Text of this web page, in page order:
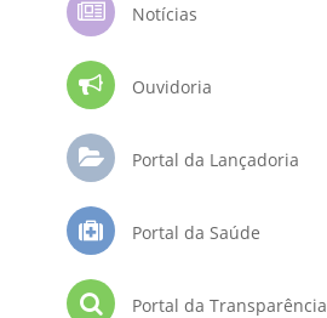
Notícias
Ouvidoria
Portal da Lançadoria
Portal da Saúde
Portal da Transparência